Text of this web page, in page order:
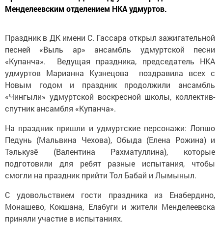
Менделеевским отделением НКА удмуртов.
Праздник в ДК имени С. Гассара открыл зажигательной
песней «Выль ар» ансамбль удмуртской песни
«Купанча». Ведущая праздника, председатель НКА
удмуртов Марианна Кузнецова поздравила всех с
Новым годом и праздник продолжили ансамбль
«Чингыли» удмуртской воскресной школы, коллектив-
спутник ансамбля «Купанча».
На праздник пришли и удмуртские персонажи: Лопшо
Педунь (Мальвина Чехова), Обыда (Елена Рожина) и
Тэлькузё (Валентина Рахматуллина), которые
подготовили для ребят разные испытания, чтобы
смогли на праздник прийти Тол Бабай и Лымыныл.
С удовольствием гости праздника из Енабердино,
Монашево, Кокшана, Елабуги и жители Менделеевска
приняли участие в испытаниях.